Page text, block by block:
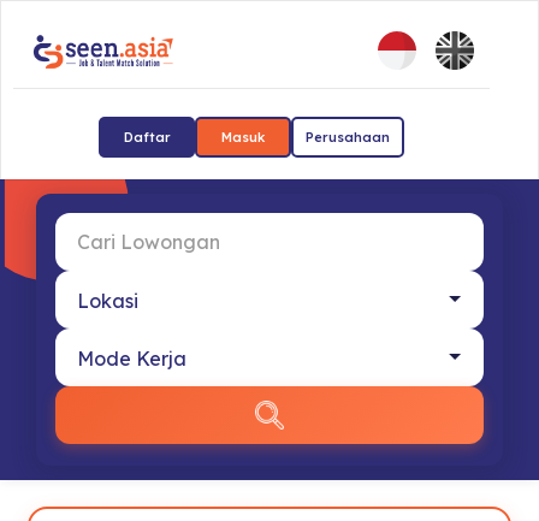
Daftar Masuk Perusahaan